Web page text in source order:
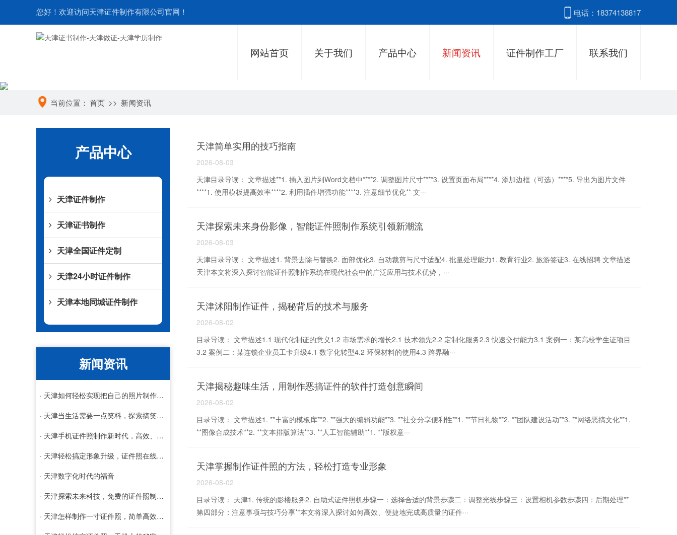
您好！欢迎访问天津证件制作有限公司官网！ 电话：18374138817
网站首页 关于我们 产品中心 新闻资讯 证件制作工厂 联系我们
当前位置： 首页 >> 新闻资讯
产品中心
天津证件制作
天津证书制作
天津全国证件定制
天津24小时证件制作
天津本地同城证件制作
新闻资讯
· 天津如何轻松实现把自己的照片制作成证件照，技巧与工具全解析
· 天津当生活需要一点笑料，探索搞笑证件制作的艺术与乐趣
· 天津手机证件照制作新时代，高效、便捷与个性化
· 天津轻松搞定形象升级，证件照在线制作免费服务全面解析
· 天津数字化时代的福音
· 天津探索未来科技，免费的证件照制作软件如何改变我们的生活
· 天津怎样制作一寸证件照，简单高效的方法与技巧
天津简单实用的技巧指南
2026-08-03
天津目录导读： 文章描述**1. 插入图片到Word文档中****2. 调整图片尺寸****3. 设置页面布局****4. 添加边框（可选）****5. 导出为图片文件
****1. 使用模板提高效率****2. 利用插件增强功能****3. 注意细节优化** 文···
天津探索未来身份影像，智能证件照制作系统引领新潮流
2026-08-03
天津目录导读： 文章描述1. 背景去除与替换2. 面部优化3. 自动裁剪与尺寸适配4. 批量处理能力1. 教育行业2. 旅游签证3. 在线招聘 文章描述
天津本文将深入探讨智能证件照制作系统在现代社会中的广泛应用与技术优势，···
天津沭阳制作证件，揭秘背后的技术与服务
2026-08-02
目录导读： 文章描述1.1 现代化制证的意义1.2 市场需求的增长2.1 技术领先2.2 定制化服务2.3 快速交付能力3.1 案例一：某高校学生证项目
3.2 案例二：某连锁企业员工卡升级4.1 数字化转型4.2 环保材料的使用4.3 跨界融···
天津揭秘趣味生活，用制作恶搞证件的软件打造创意瞬间
2026-08-02
目录导读： 文章描述1. **丰富的模板库**2. **强大的编辑功能**3. **社交分享便利性**1. **节日礼物**2. **团队建设活动**3. **网络恶搞文化**1.
**图像合成技术**2. **文本排版算法**3. **人工智能辅助**1. **版权意···
天津掌握制作证件照的方法，轻松打造专业形象
2026-08-02
目录导读： 天津1. 传统的影楼服务2. 自助式证件照机步骤一：选择合适的背景步骤二：调整光线步骤三：设置相机参数步骤四：后期处理**
第四部分：注意事项与技巧分享**本文将深入探讨如何高效、便捷地完成高质量的证件···